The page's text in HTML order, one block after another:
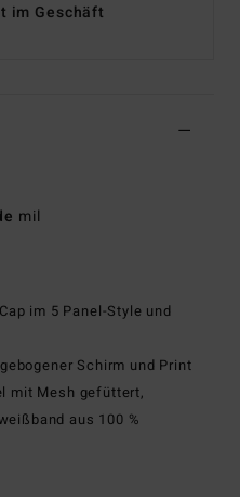
im Geschäft
mil
im 5 Panel-Style und
Schirm und Print
mit Mesh gefüttert,
aus 100 %